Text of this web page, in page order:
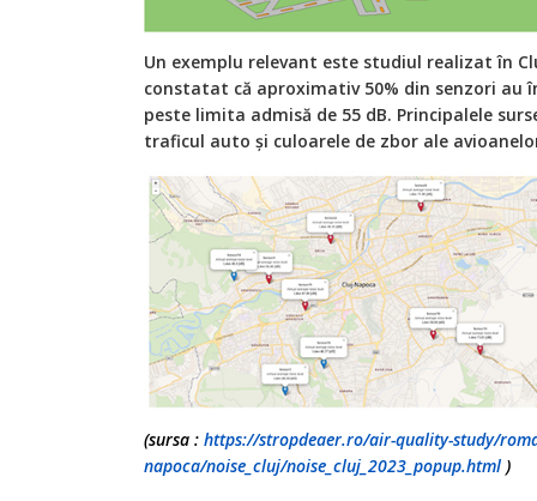
Un exemplu relevant este studiul realizat în
constatat că aproximativ 50% din senzori au
peste limita admisă de 55 dB. Principalele
traficul auto și culoarele de zbor ale
(sursa : https://stropdeaer.ro/air-quality-study/
napoca/noise_cluj/noise_cluj_2023_popup.html )